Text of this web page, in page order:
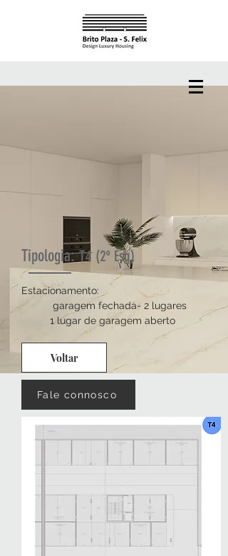
Tipologia:T4 (2º Esq)
Estacionamento:
garagem fechada- 2 lugares
1 lugar de garagem aberto
Voltar
Fale connosco